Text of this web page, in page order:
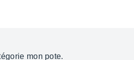
mon pote.